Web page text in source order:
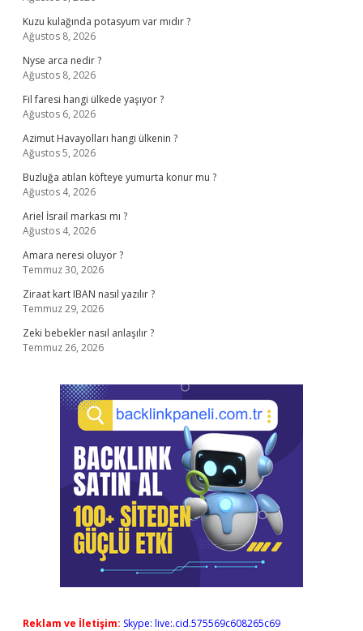
Kuzu kulağında potasyum var mıdır ?
Ağustos 8, 2026
Nyse arca nedir ?
Ağustos 8, 2026
Fil faresi hangi ülkede yaşıyor ?
Ağustos 6, 2026
Azimut Havayolları hangi ülkenin ?
Ağustos 5, 2026
Buzluğa atılan köfteye yumurta konur mu ?
Ağustos 4, 2026
Ariel İsrail markası mı ?
Ağustos 4, 2026
Amara neresi oluyor ?
Temmuz 30, 2026
Ziraat kart IBAN nasıl yazılır ?
Temmuz 29, 2026
Zeki bebekler nasıl anlaşılır ?
Temmuz 26, 2026
Reklam ve İletişim: Skype: live:.cid.575569c608265c69